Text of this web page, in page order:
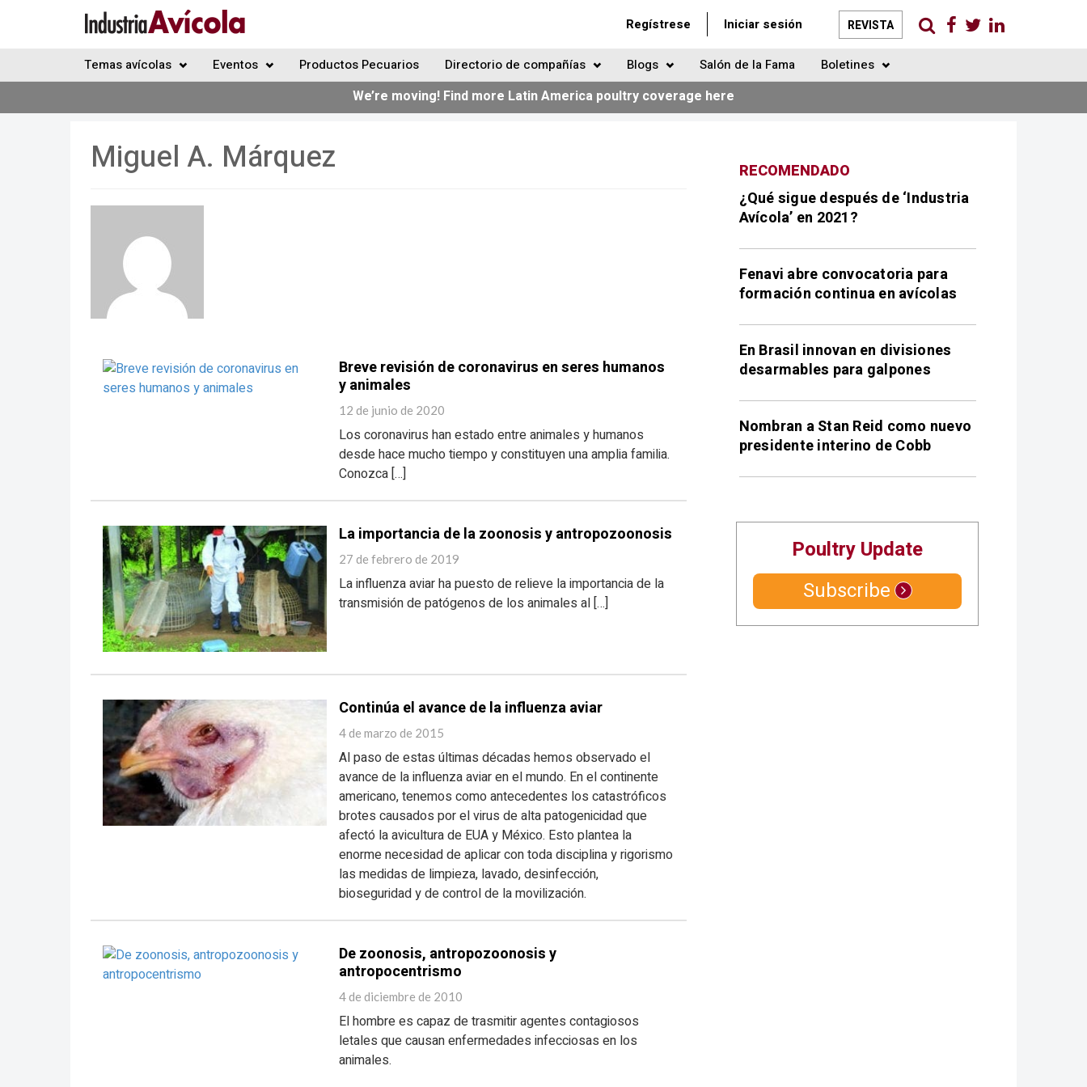
REVISTA
Regístrese Iniciar sesión
Temas avícolas Eventos Productos Pecuarios Directorio de compañías Blogs Salón de la Fama Boletines
We’re moving! Find more Latin America poultry coverage here
Miguel A. Márquez
Breve revisión de coronavirus en seres humanos
y animales
12 de junio de 2020
Los coronavirus han estado entre animales y humanos
desde hace mucho tiempo y constituyen una amplia familia.
Conozca […]
La importancia de la zoonosis y antropozoonosis
27 de febrero de 2019
La influenza aviar ha puesto de relieve la importancia de la
transmisión de patógenos de los animales al […]
Continúa el avance de la influenza aviar
4 de marzo de 2015
Al paso de estas últimas décadas hemos observado el
avance de la influenza aviar en el mundo. En el continente
americano, tenemos como antecedentes los catastróficos
brotes causados por el virus de alta patogenicidad que
afectó la avicultura de EUA y México. Esto plantea la
enorme necesidad de aplicar con toda disciplina y rigorismo
las medidas de limpieza, lavado, desinfección,
bioseguridad y de control de la movilización.
De zoonosis, antropozoonosis y
antropocentrismo
4 de diciembre de 2010
El hombre es capaz de trasmitir agentes contagiosos
letales que causan enfermedades infecciosas en los
animales.
RECOMENDADO
¿Qué sigue después de ‘Industria
Avícola’ en 2021?
Fenavi abre convocatoria para
formación continua en avícolas
En Brasil innovan en divisiones
desarmables para galpones
Nombran a Stan Reid como nuevo
presidente interino de Cobb
Poultry Update
Subscribe